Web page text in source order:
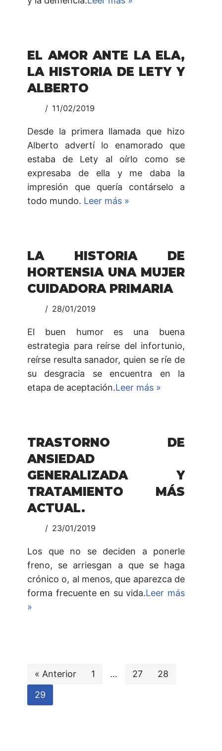
EL AMOR ANTE LA ELA,
LA HISTORIA DE LETY Y
ALBERTO
11/02/2019
Desde la primera llamada que hizo
Alberto advertí lo enamorado que
estaba de Lety al oírlo como se
expresaba de ella y me daba la
impresión que quería contárselo a
todo mundo. Leer más »
LA HISTORIA DE
HORTENSIA UNA MUJER
CUIDADORA PRIMARIA
28/01/2019
El buen humor es una buena
estrategia para reírse del infortunio,
reírse resulta sanador, quien se ríe de
su desgracia se encuentra en la
etapa de aceptación.Leer más »
TRASTORNO DE
ANSIEDAD
GENERALIZADA Y
TRATAMIENTO MÁS
ACTUAL.
23/01/2019
Los que no se deciden a ponerle
freno, se arriesgan a que se haga
crónico o, al menos, que aparezca de
forma frecuente en su vida.Leer más
»
« Anterior 1 … 27
28
29